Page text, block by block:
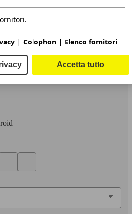
| Colophon | Elenco fornitori
Accetta tutto